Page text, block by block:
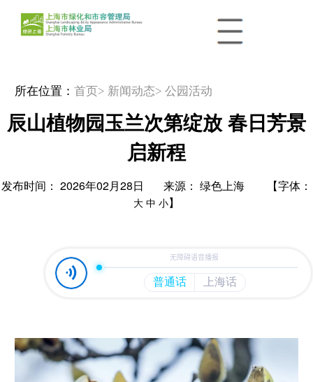
所在位置： 首页 > 新闻动态> 公园活动
辰山植物园玉兰次第绽放 春日芳景
启新程
发布时间： 2026年02月28日 来源： 绿色上海 【字体：
大 中 小】